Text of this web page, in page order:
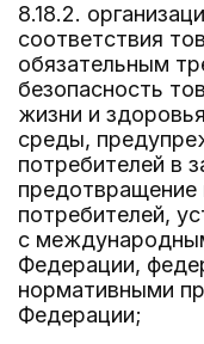
8.18.2.
соответствия
обязательным
безопасность
жизни и
среды,
потребителей в
предотвращение
потребителей,
с
Федерации,
нормативными
Федерации;